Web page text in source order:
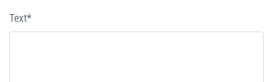
Text*